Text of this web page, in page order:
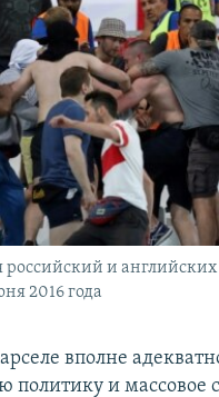
российский и
2016 года
вполне
политику и массовое